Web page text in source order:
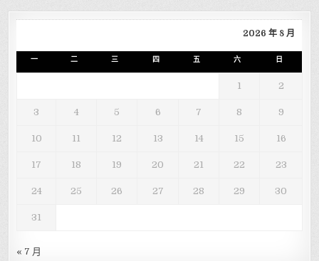
2026 年 8 月
一 二 三 四 五 六 日
1 2
3 4 5 6 7 8 9
10 11 12 13 14 15 16
17 18 19 20 21 22 23
24 25 26 27 28 29 30
31
« 7 月